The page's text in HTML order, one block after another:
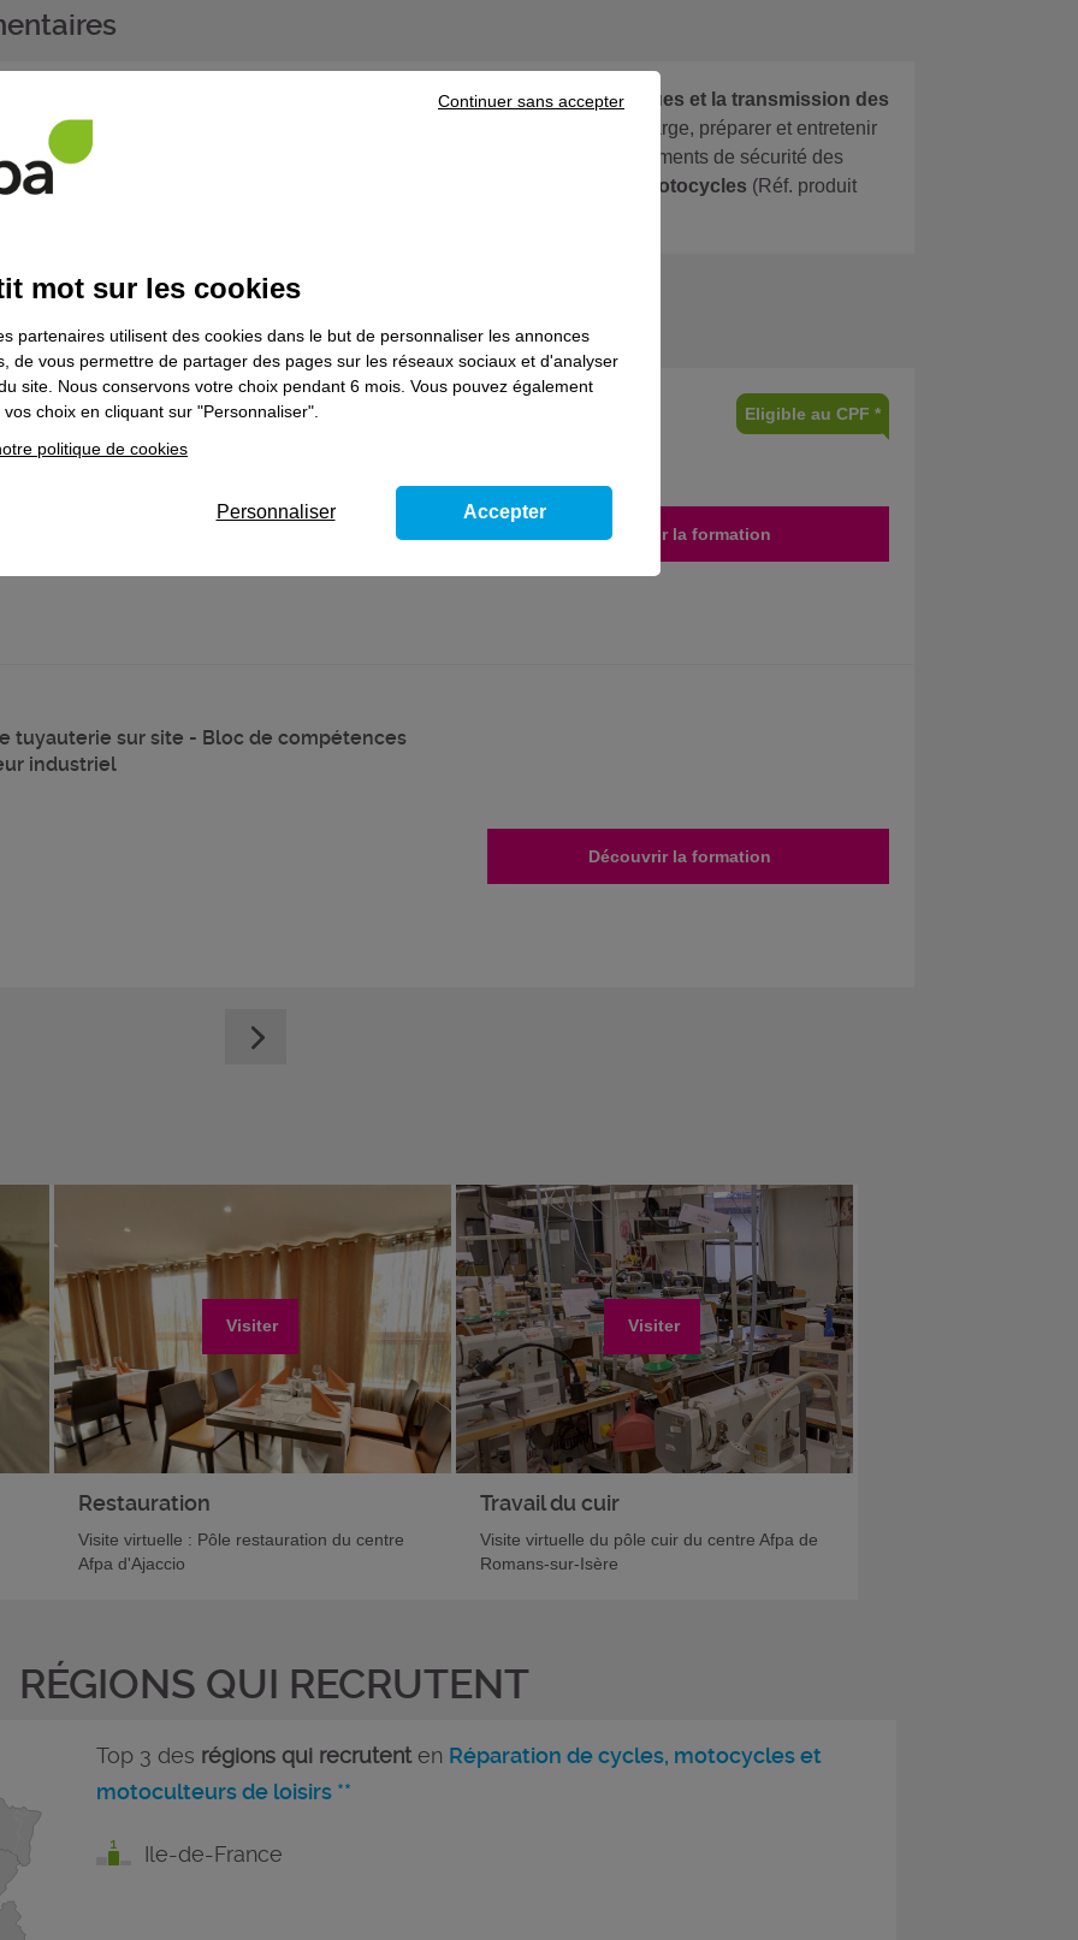
professionnelles (CCP)
"Réparer les motorisations thermiques et la transmission des
motocycles"
, vous pouvez vous présenter aux autres CCP "Prendre en charge, préparer et entretenir
et "Réparer le freinage, la liaison au sol, la direction et les équipements de sécurité des
pour obtenir le titre professionnel de
Mécanicien réparateur de motocycles (Réf. produit
du titre.
le domaineIndustrie
et informatique industrielle
Eligible au CPF *
Découvrir la formation
tuyauterie sur site - Bloc de compétences
industriel
Découvrir la formation
Visiter
Restauration
Visite virtuelle : Pôle restauration du centre
Afpa d'Ajaccio
Visiter
Travail du cuir
Visite virtuelle du pôle cuir du centre Afpa de
Romans-sur-Isère
RÉGIONS QUI RECRUTENT
Top 3 des régions qui recrutenten Réparation de cycles, motocycles et
motoculteurs de loisirs **
Ile-de-France
mot sur les cookies
partenaires utilisent des cookies dans le but de personnaliser les annonces
de vous permettre de partager des pages sur les réseaux sociaux et d'analyser
site. Nous conservons votre choix pendant 6 mois. Vous pouvez également
choix en cliquant sur "Personnaliser".
politique de cookies
Continuer sans accepter
Personnaliser Accepter